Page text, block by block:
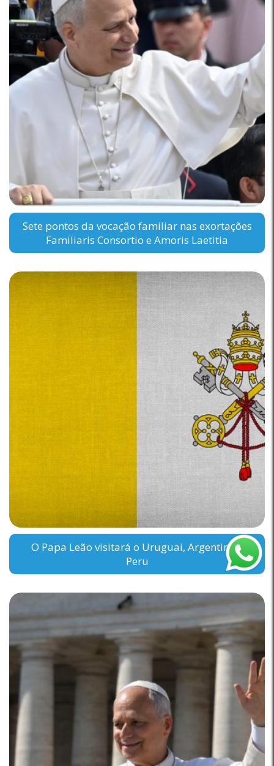
Sete pontos da vocação familiar nas exortações
Familiaris Consortio e Amoris Laetitia
O Papa Leão visitará o Uruguai, Argentina e
Peru